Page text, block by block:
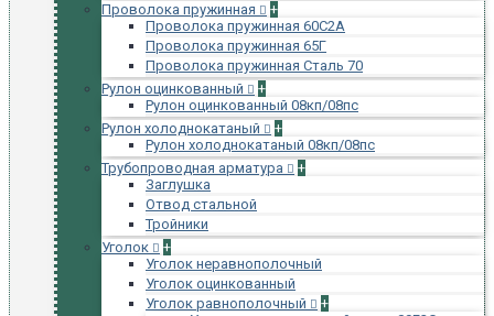
Проволока пружинная
+
Проволока пружинная 60С2А
Проволока пружинная 65Г
Проволока пружинная Сталь 70
Рулон оцинкованный
+
Рулон оцинкованный 08кп/08пс
Рулон холоднокатаный
+
Рулон холоднокатаный 08кп/08пс
Трубопроводная арматура
+
Заглушка
Отвод стальной
Тройники
Уголок
+
Уголок неравнополочный
Уголок оцинкованный
Уголок равнополочный
+